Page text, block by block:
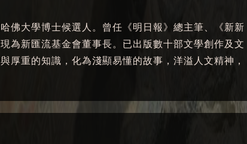
佛大學博士候選人。曾任《明日報》總主筆、《新新
為新匯流基金會董事長。已出版數十部文學創作及文
厚重的知識，化為淺顯易懂的故事，洋溢人文精神，